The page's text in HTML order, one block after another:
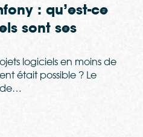
: qu’est-ce
sont ses
logiciels en moins de
était possible ? Le